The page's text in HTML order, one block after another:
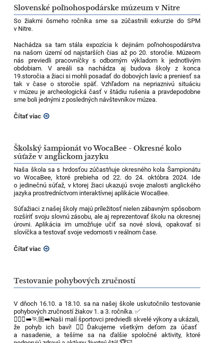
Slovenské poľnohospodárske múzeum v Nitre
So žiakmi ôsmeho ročníka sme sa zúčastnili exkurzie do SPM
v Nitre.
Nachádza sa tam stála expozícia k dejinám poľnohospodárstva
na našom území od najstarších čias až po 20. storočie. Múzeom
nás previedli pracovníčky s odborným výkladom k jednotlivým
obdobiam. V areáli sa nachádza aj budova školy z konca
19.storočia a žiaci si mohli posadať do dobových lavíc a preniesť sa
tak v čase o storočie späť. Vzhľadom na nepriaznivú situáciu
v múzeu je archeologická časť v štádiu rušenia a pravdepodobne
sme boli jednými z posledných návštevníkov múzea.
Čítať viac
Školský šampionát vo WocaBee - Okresné kolo
súťaže v anglickom jazyku
Naša škola sa s hrdosťou zúčastňuje okresného kola Šampionátu
vo WocaBee, ktoré prebieha od 22. do 24. októbra 2024. Ide
o jedinečnú súťaž, v ktorej žiaci ukazujú svoje znalosti anglického
jazyka prostredníctvom interaktívnej aplikácie WocaBee.
Súťažiaci z našej školy majú príležitosť nielen zábavným spôsobom
rozšíriť svoju slovnú zásobu, ale aj reprezentovať školu na okresnej
úrovni. Aplikácia im umožňuje učiť sa nové slová, opakovať si
slovíčka a testovať svoje vedomosti v reálnom čase.
Čítať viac
Testovanie pohybových zručností
V dňoch 16.10. a 18.10. sa na našej škole uskutočnilo testovanie
pohybových zručností žiakov 1. a 3. ročníka. ✅
🏃🏽‍♀️‍➡️🏃🏼‍➡️Naši malí športovci predviedli skvelé výkony a ukázali,
že pohyb ich baví! 👍🏻Ďakujeme všetkým deťom za účasť
a nasadenie, a tešíme sa na ďalšie spoločné aktivity, ktoré